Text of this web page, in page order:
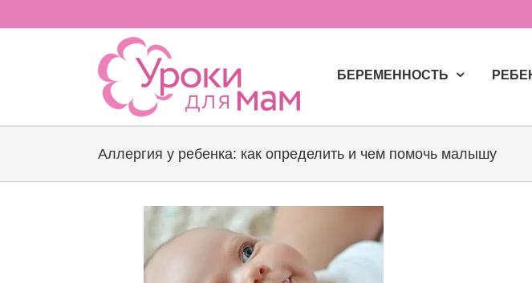
to
БЕРЕМЕННОСТЬ
Аллергия у ребенка: как определить и чем помочь малышу